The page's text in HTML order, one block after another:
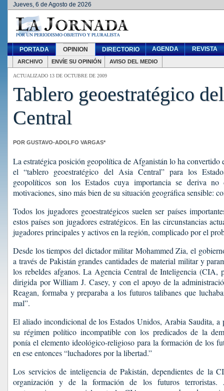
Jueves, 6 de Agosto de 2026
PORTADA OPINION DIRECTORIO AGENDA REVISTA
ARCHIVO ENVÍE SU OPINIÓN AVISO DEL MEDIO
ACTUALIZADO 13 DE OCTUBRE DE 2009
Tablero geoestratégico
Central
POR GUSTAVO-ADOLFO VARGAS*
La estratégica posición geopolítica de Afganistán lo ha convertido
el “tablero geoestratégico del Asia Central” para los
geopolíticos son los Estados cuya importancia se deriva
motivaciones, sino más bien de su situación geográfica sensible:
Todos los jugadores geoestratégicos suelen ser países
estos países son jugadores estratégicos. En las circunstancias
jugadores principales y activos en la región, complicado por el
Desde los tiempos del dictador militar Mohammed Zia, el
a través de Pakistán grandes cantidades de material militar y
los rebeldes afganos. La Agencia Central de Inteligencia (CIA,
dirigida por William J. Casey, y con el apoyo de la
Reagan, formaba y preparaba a los futuros talibanes que
mal”.
El aliado incondicional de los Estados Unidos, Arabia Saudita, a
su régimen político incompatible con los predicados de la
ponía el elemento ideológico-religioso para la formación de los
en ese entonces “luchadores por la libertad.”
Los servicios de inteligencia de Pakistán, dependientes de la
organización y de la formación de los futuros terroristas.